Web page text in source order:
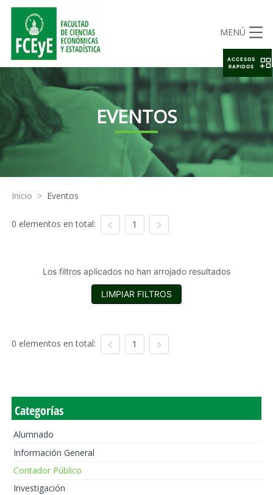
MENÚ
EVENTOS
Inicio > Eventos
0 elementos en total: 1
Los filtros aplicados no han arrojado resultados
LIMPIAR FILTROS
0 elementos en total: 1
Categorías
Alumnado
Información General
Contador Público
Investigación
ACCESOS
RAPIDOS